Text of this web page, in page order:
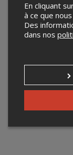
En cliquant
à ce que
Des
dans nos